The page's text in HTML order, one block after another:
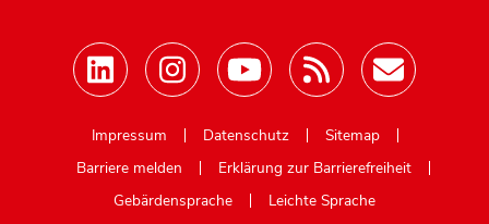
Impressum
Datenschutz
Sitemap
Barriere melden
Erklärung zur Barrierefreiheit
Gebärdensprache
Leichte Sprache